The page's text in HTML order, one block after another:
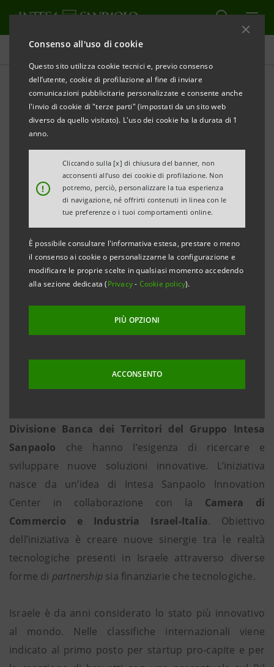
Consenso all'uso di cookie
Questo sito utilizza cookie tecnici e, previo consenso
dell’utente, cookie di profilazione al fine di inviare
comunicazioni pubblicitarie personalizzate e consente anche
l'invio di cookie di "terze parti" (impostati da un sito web
diverso da quello visitato). L'uso dei cookie ha la durata di 1
anno.
!
Cliccando sulla [x] di chiusura del banner, non
acconsenti all’uso dei cookie di profilazione. Non
potremo, perciò, personalizzare la tua esperienza
di navigazione, né offrirti contenuti in linea con le
tue preferenze o i tuoi comportamenti online.
È possibile consultare l'informativa estesa, prestare o meno
il consenso ai cookie o personalizzarne la configurazione e
modificare le proprie scelte in qualsiasi momento accedendo
alla sezione dedicata (Privacy- Cookie policy).
PIÙ OPZIONI
ACCONSENTO
Comunicati stampa
STAMPA AGGIORNA
COMUNICATO STAMPA
INTESA SANPAOLO ACCOMPAGNA IN ISRAELE LE
IN CERCA DI SOLUZIONI E PARTNERSHIP
TECNOLOGICHE
Al via Israel Innovation Tour, missione per
11 aziende ‘made in Italy’ che puntano su
internazionalizzazione e innovazione
Progetto in collaborazione con la Camera
di Commercio e Industria Israel-Italia
Tel Aviv, 7 marzo 2019– Una missione di
internazionalizzazione e innovazione riservata alle
tecnologico israeliano. E’ in corso in questi giorni tra
Tel Aviv e Gerusalemme l’Israel Innovation Tour
Divisione Banca dei Territori del Gruppo Intesa
Sanpaolo che hanno l’esigenza di ricercare e
sviluppare nuove soluzioni innovative. L’iniziativa
nasce da un’idea di Intesa Sanpaolo Innovation
Center in collaborazione con la Camera di
Commercio e Industria Israel-Italia. Obiettivo
dell’iniziativa è creare nuove sinergie tra le realtà
tecnologiche presenti in Israele attraverso diverse
forme di partnership sia finanziarie che tecnologiche.
Israele è da anni considerato lo stato più innovativo
al mondo. Nelle classifiche internazionali viene
indicato al primo posto per startup pro-capite e per